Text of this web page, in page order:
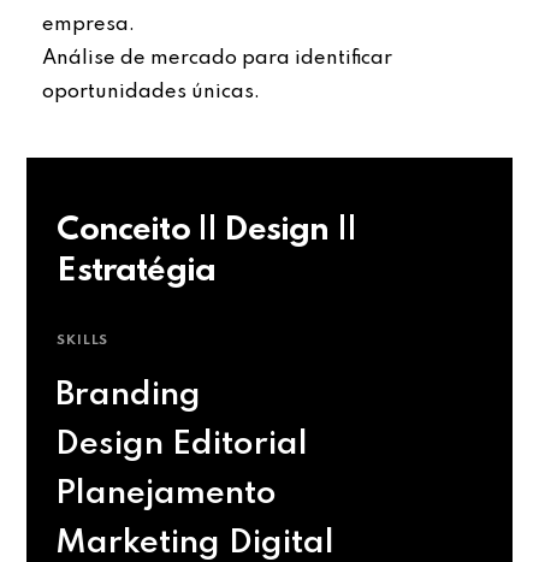
empresa.
Análise de mercado para identificar
oportunidades únicas.
Conceito || Design ||
Estratégia
SKILLS
Branding
Design Editorial
Planejamento
Marketing Digital